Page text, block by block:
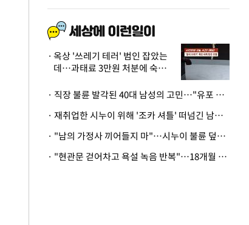
옥상 '쓰레기 테러' 범인 잡았는
데…과태료 3만원 처분에 숙박업
· 직장 불륜 발각된 40대 남성의 고민…"유포 동료 명예훼손·협박죄 고소 가능할까"
· 재취업한 시누이 위해 '조카 셔틀' 떠넘긴 남편…아내 "난 못한다"
· "남의 가정사 끼어들지 마"…시누이 불륜 덮으려는 남편에 억울한 아내
· "현관문 걷어차고 욕설 녹음 반복"…18개월 아기 키우는 집 뒤흔든 '앞집의 비극'